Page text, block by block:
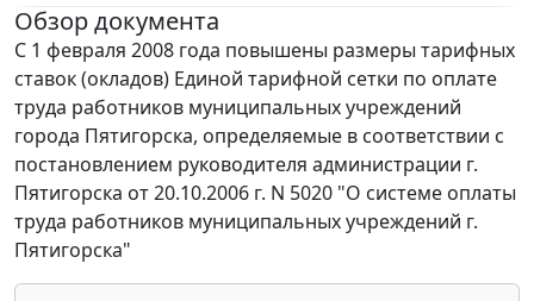
Обзор документа
С 1 февраля 2008 года повышены размеры тарифных
ставок (окладов) Единой тарифной сетки по оплате
труда работников муниципальных учреждений
города Пятигорска, определяемые в соответствии с
постановлением руководителя администрации г.
Пятигорска от 20.10.2006 г. N 5020 "О системе оплаты
труда работников муниципальных учреждений г.
Пятигорска"